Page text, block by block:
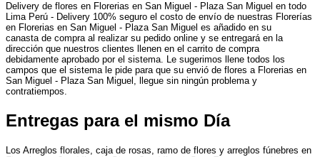
Delivery de flores en Florerias en San Miguel - Plaza San Miguel en todo
Lima Perú - Delivery 100% seguro el costo de envío de nuestras Florerías
en Florerias en San Miguel - Plaza San Miguel es añadido en su
canasta de compra al realizar su pedido online y se entregará en la
dirección que nuestros clientes llenen en el carrito de compra
debidamente aprobado por el sistema. Le sugerimos llene todos los
campos que el sistema le pide para que su envió de flores a Florerias en
San Miguel - Plaza San Miguel, llegue sin ningún problema y
contratiempos.
Entregas para el mismo Día
Los Arreglos florales, caja de rosas, ramo de flores y arreglos fúnebres en